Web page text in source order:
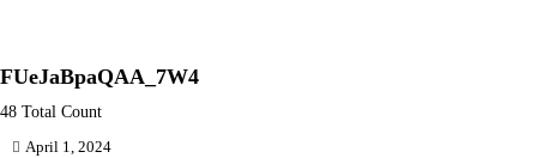
FUeJaBpaQAA_7W4
48 Total Count
April 1, 2024